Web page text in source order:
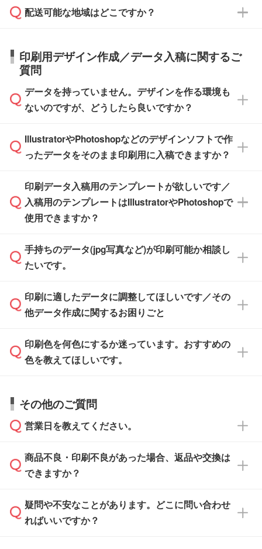
タッフまでお問い合わせください。
ル」に注文予定日をご入力いただくと、おおよ
その締切日や出荷目安をご確認いただけます。
品が決まりましたらお早めのご発注をお願いい
たします。
※土日祝日を除く営業日換算です。
※沖縄・離島は追加日数がかかります。
応が可能かご案内いたします。
す。>>対象商品はこちら
※最短出荷日は商品によって異なります。各商
品ページにてご確認ください
はできかねますので予めご了承ください。
商品によって異なります。各ページにある商品
す。(白箱、化粧箱、ブリスターパックなど)
【袋入り】 商品がひとつずつ袋に入っていま
す。(透明袋、デザイン袋など)
【個包装なし】 個包装がされていない状態で
※化粧箱から白箱への入れ替えや、オリジナル
箱の作成は原則承っておりません。
配送可能な地域はどこですか？
直接納品は行っておりませんので予めご了承く
ださい。
印刷用デザイン作成／データ入稿に関するご
質問
データを持っていません。デザインを作る環境も
ないのですが、どうしたら良いですか？
無料の「デザインシミュレーター」を使えば、
PCやスマホから簡単にデザインを作成できま
ザインソフトがなくても安心です。
また、「データ作成サービス
せいただければ、弊社にて無料でデザインデー
タを1点作成いたします。
IllustratorやPhotoshopなどのデザインソフトで作
ったデータをそのまま印刷用に入稿できますか？
IllustratorやPhotoshop、CLIP STUDIOなどのデ
ザインソフトでこだわりのデザインを作成した
い方は、完全データ入稿
積・ご注文フォームにアップロードしてご入稿
ください。
ご入稿後は経験豊富なスタッフがデータに不備
がないかチェックし、お客様と確認してから印
刷に進みますので、ご安心ください。
印刷データ入稿用のテンプレートが欲しいです／
入稿用のテンプレートはIllustratorやPhotoshopで
使用できますか？
一部商品は入稿用テンプレートのご用意があり
ます。各商品ページの『印刷方法・テンプレー
入稿用のテンプレートはPDF形式ですが、
IllustratorやPhotoshopで開いてご利用いただけ
方」をご確認ください。
手持ちのデータ(jpg写真など)が印刷可能か相談し
たいです。
印刷に適したデータ・解像度かどうか、担当ス
タッフが事前に確認いたします。
ムへ添付いただくか、担当スタッフ宛にメール
でお送りください。
い合わせください。
なお、印刷用データの作り方に関する詳細は、
印刷に適したデータに調整してほしいです／その
他データ作成に関するお困りごと
データ作成でお困りの際には、担当スタッフが
サポートいたしますのでお気軽にご相談くださ
から添付してお送りください。
・解像度の低いデータをトレース/調整してほ
しい
解像度の低い画像や、手書きのイラスト、写真
などを、印刷に適したベクターデータに変換し
・フルカラーデータを1色に変換してほしい
印刷色を何色にするか迷っています。おすすめの
色を教えてほしいです。
相談いただきますと、担当スタッフがお客様の
ご希望や商品の本体色を確認し、印刷色をご提
本体色がブラック、ネイビーなど濃色の場合は
白色か淡い色の印刷色をおすすめしておりま
す。
本体色がナチュラルなど淡色の場合、印刷をく
っきりと目立たせたいときは濃い印刷色が、柔
らかい雰囲気にしたいときは淡い印刷色が映え
その他のご質問
営業日を教えてください。
営業日は平日の10:00～18:00で、土日祝日はお
休みとなります。注文・見積・お問い合わせ
速やかに対応いたします。
商品不良・印刷不良があった場合、返品や交換は
できますか？
お手数をお掛けいたしますが、至急担当スタッ
フまでご連絡ください。商品の状況を確認し、
疑問や不安なことがあります。どこに問い合わせ
ればいいですか？